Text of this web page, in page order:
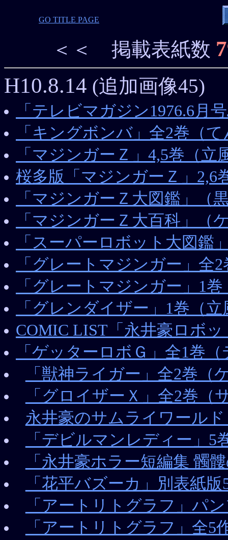
GO TITLE PAGE
＜＜ 掲載表紙数
H10.8.14 (追加画像45)
「テレビマガジン1976.6月
「キングボンバ」全2巻（
「マジンガーＺ」4,5巻（立
桜多版「マジンガーＺ」2,6
「マジンガーＺ大図鑑」（
「マジンガーＺ大百科」（
「スーパーロボット大図鑑
「グレートマジンガー」全
「グレートマジンガー」1
「グレンダイザー」1巻（
COMIC LIST「永井豪ロボ
「ゲッターロボＧ」全1巻
「獣神ライガー」全2巻（
「グロイザーＸ」全2巻（
永井豪のサムライワール
「デビルマンレディー」5
「永井豪ホラー短編集 髑
「花平バズーカ」別表紙版
「アートリトグラフ」パ
「アートリトグラフ」全5